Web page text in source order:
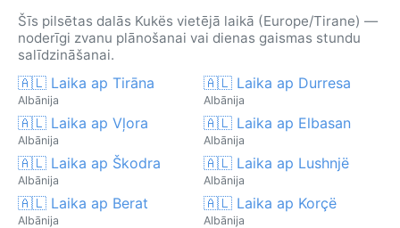
Šīs pilsētas dalās Kukës vietējā laikā (Europe/Tirane) —
noderīgi zvanu plānošanai vai dienas gaismas stundu
salīdzināšanai.
🇦🇱 Laika ap Tirāna
Albānija
🇦🇱 Laika ap Durresa
Albānija
🇦🇱 Laika ap Vļora
Albānija
🇦🇱 Laika ap Elbasan
Albānija
🇦🇱 Laika ap Škodra
Albānija
🇦🇱 Laika ap Lushnjë
Albānija
🇦🇱 Laika ap Berat
Albānija
🇦🇱 Laika ap Korçë
Albānija